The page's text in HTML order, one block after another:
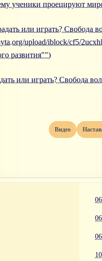
ученики проецируют
или играть? Свобода
upload/iblock/cf5/
развития"")
или играть? Свобода
Видео